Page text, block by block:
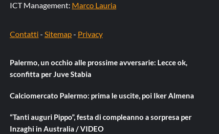
ICT Management: Marco Lauria
Contatti - Sitemap- Privacy
Palermo, un occhio alle prossime avversarie: Lecce ok,
sconfitta per Juve Stabia
Calciomercato Palermo: prima le uscite, poi Iker Almena
“Tanti auguri Pippo”, festa di compleanno a sorpresa per
Inzaghi in Australia / VIDEO